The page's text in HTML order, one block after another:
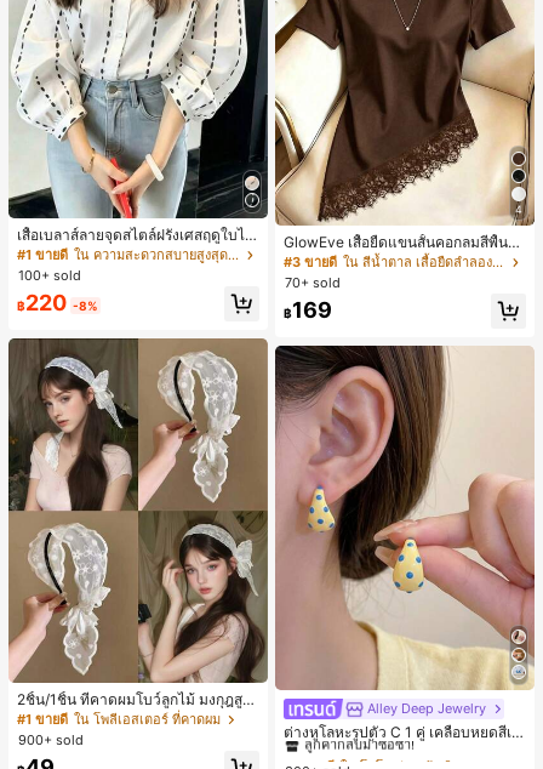
เสื้อเบลาส์ลายจุดสไตล์ฝรั่งเศสฤดูใบไม้
ร่วง, ทรงเข้ารูป, แขนยาวคอวี, สไตล์ให
ม่ฤดูใบไม้ผลิ, ป้องกันแสงแดด, ใส่ไป
ทำงานและลำลอง สีขาว
#1 ขายดี
ใน ความสะดวกสบายสูงสุด เสื้อสตรี เสื้อเบลาส์ & Tee
100+ sold
฿220 -8%
2ชิ้น/1ชิ้น ที่คาดผมโบว์ลูกไม้ มงกุฎสูง
แถบกว้าง สีดำ สีขาว สำหรับใส่ประจำ
วัน กิ๊บติดผม ยางรัดผม (ลายปักดอกไม้
จัดวางแบบสุ่ม)
#1 ขายดี ใน โพลีเอสเตอร์ ที่คาดผม
900+ sold
4
GlowEve เสื้อยืดแขนสั้นคอกลมสีพื้นลำ
ลองอเนกประสงค์สำหรับผู้หญิง
#3 ขายดี
ใน สีน้ำตาล เสื้อยืดลำลองพื้นฐาน
70+ sold
฿169
Alley Deep Jewelry
ต่างหูโลหะรูปตัว C 1 คู่ เคลือบหยดสีเห
ลือง ลายจุดสีน้ำเงิน สไตล์ยุโรปและอเม
#1 ขายดี ใน โบโฮ ต่างหูผู้หญิง
ลูกค้ากลับมาซื้อซ้ำ!
#1 ขายดี ใน โบโฮ ต่างหูผู้หญิง
#1 ขายดี ใน โบโฮ ต่างหูผู้หญิง